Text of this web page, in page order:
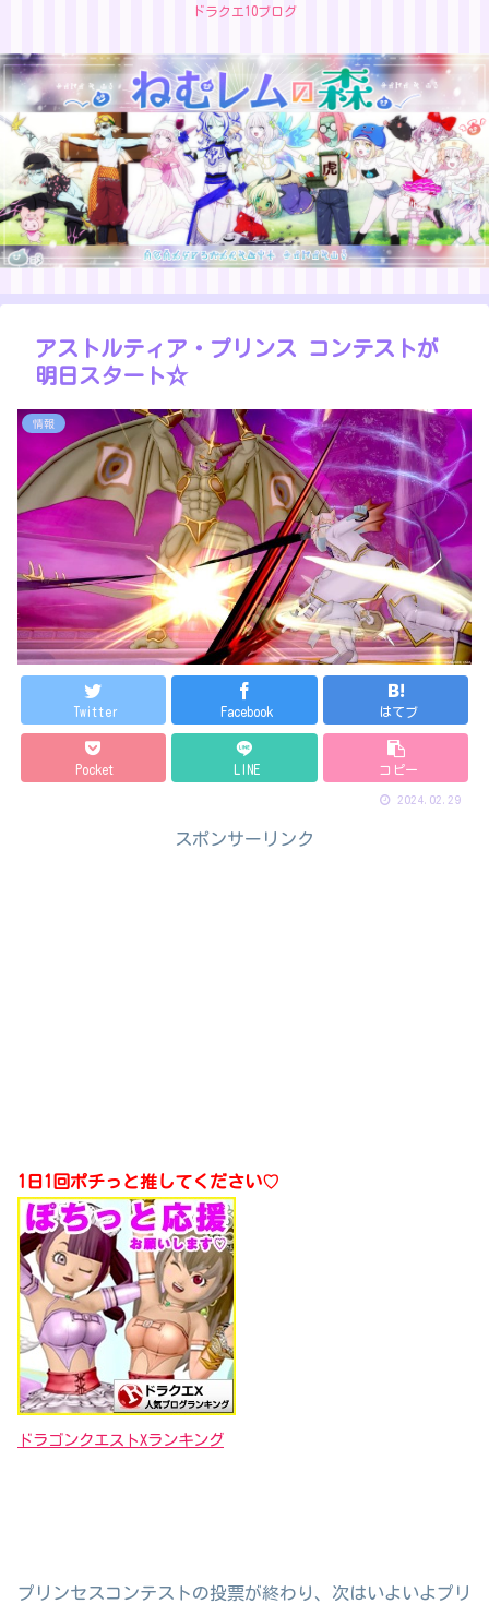
ドラクエ10ブログ
アストルティア・プリンス コンテストが
明日スタート☆
情報
Twitter Facebook はてブ
Pocket LINE コピー
2024.02.29
スポンサーリンク
1日1回ポチっと推してください♡
ドラゴンクエストXランキング
プリンセスコンテストの投票が終わり、次はいよいよプリ